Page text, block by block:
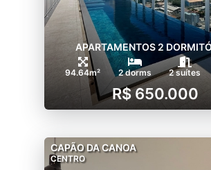
APARTAMENTOS 2
94.64m² 2 dorms 2 suítes
R$ 650.000
CAPÃO DA CANOA
CENTRO